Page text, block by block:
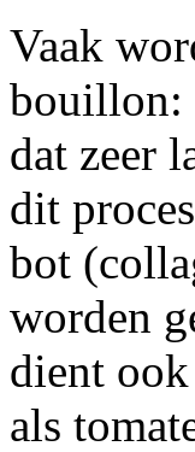
Vaak
bouillon:
dat zeer
dit
bot
worden
dient ook
als